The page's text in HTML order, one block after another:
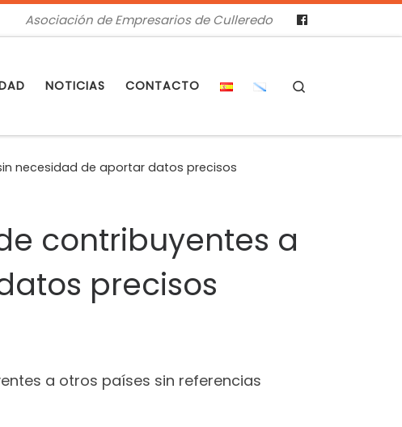
Asociación de Empresarios de Culleredo
NOTICIAS CONTACTO
necesidad de aportar datos precisos
contribuyentes a
precisos
a otros países sin referencias